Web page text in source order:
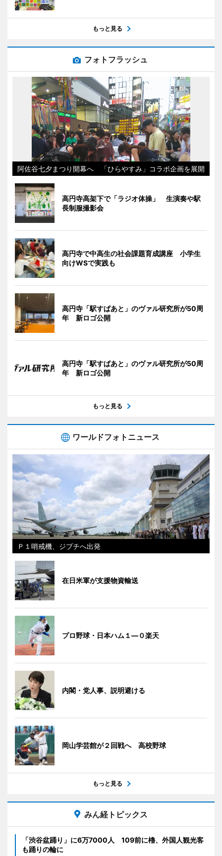
もっと見る
フォトフラッシュ
阿佐谷七夕まつり開幕へ 「ひらやすみ」コラボ企画を展開
高円寺高架下で「ラジオ体操」 生演奏や駅
長制服撮影会
高円寺で中高生の社会課題育成講座 小学生
向けWSで実践も
高円寺「駅すぱあと」のヴァル研究所が50周
年 新ロゴ公開
高円寺「駅すぱあと」のヴァル研究所が50周
年 新ロゴ公開
もっと見る
ワールドフォトニュース
Ｐ１哨戒機、ジブチへ出発
在日米軍が支援物資輸送
プロ野球・日本ハム１―０楽天
内閣・党人事、説明避ける
岡山学芸館が２回戦へ 高校野球
もっと見る
みん経トピックス
「渋谷盆踊り」に6万7000人 109前に櫓、外国人観光客
も踊りの輪に